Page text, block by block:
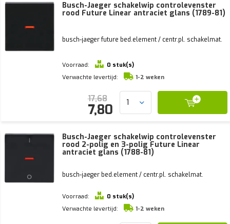
Busch-Jaeger schakelwip controlevenster
rood Future Linear antraciet glans (1789-81)
busch-jaeger future bed.element / centr.pl. schakelmat.
Voorraad:
0 stuk(s)
Verwachte levertijd:
1-2 weken
17,68
7,80
Busch-Jaeger schakelwip controlevenster
rood 2-polig en 3-polig Future Linear
antraciet glans (1788-81)
busch-jaeger bed.element / centr.pl. schakelmat.
Voorraad:
0 stuk(s)
Verwachte levertijd:
1-2 weken